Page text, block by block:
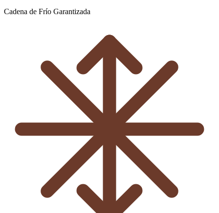
Cadena de Frío Garantizada